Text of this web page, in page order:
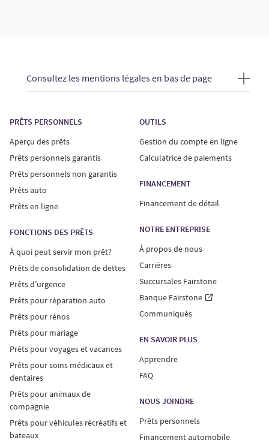
Consultez les mentions légales en bas de page
PRÊTS PERSONNELS
Aperçu des prêts
Prêts personnels garantis
Prêts personnels non garantis
Prêts auto
Prêts en ligne
FONCTIONS DES PRÊTS
À quoi peut servir mon prêt?
Prêts de consolidation de dettes
Prêts d’urgence
Prêts pour réparation auto
Prêts pour rénos
Prêts pour mariage
Prêts pour voyages et vacances
Prêts pour soins médicaux et
dentaires
Prêts pour animaux de
compagnie
Prêts pour véhicules récréatifs et
bateaux
OUTILS
Gestion du compte en ligne
Calculatrice de paiements
FINANCEMENT
Financement de détail
NOTRE ENTREPRISE
À propos de nous
Carrières
Succursales Fairstone
Banque Fairstone
Communiqués
EN SAVOIR PLUS
Apprendre
FAQ
NOUS JOINDRE
Prêts personnels
Financement automobile